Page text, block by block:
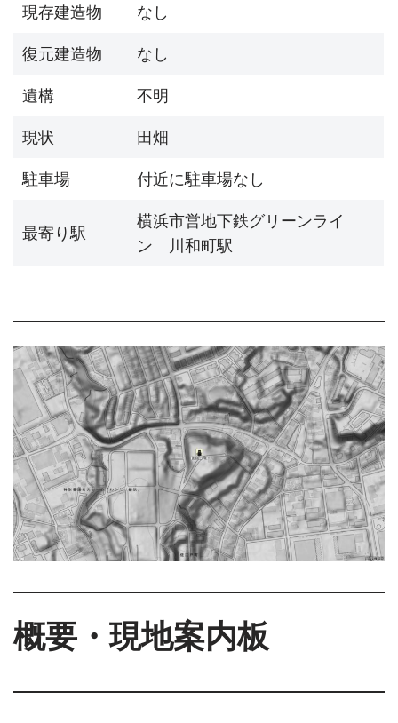
現存建造物 なし
復元建造物 なし
遺構 不明
現状 田畑
駐車場 付近に駐車場なし
最寄り駅
横浜市営地下鉄グリーンライ
ン 川和町駅
概要・現地案内板